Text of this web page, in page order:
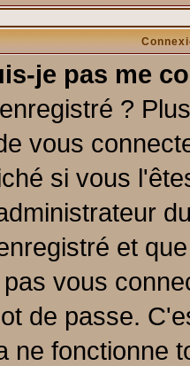
je pas me
?
vous
si vous
et
vous
de passe.
ne fonctionne